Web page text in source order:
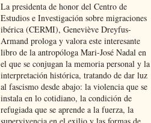
La presidenta de honor del Centro de
Estudios e Investigación sobre migraciones
ibérica (CERMI), Geneviève Dreyfus-
Armand prologa y valora este interesante
libro de la antropóloga Mari-José Nadal en
el que se conjugan la memoria personal y la
interpretación histórica, tratando de dar luz
al fascismo desde abajo: la violencia que se
instala en lo cotidiano, la condición de
refugiada que se aprende a la fuerza, la